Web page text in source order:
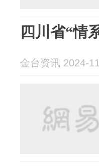
四川省“情
金台资讯 2024-